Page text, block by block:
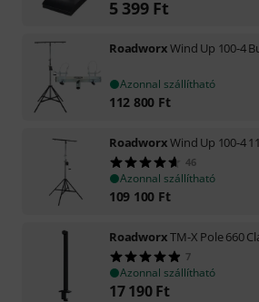
5 399 Ft
RoadworxWind Up 100-4
Azonnal szállítható
112 800 Ft
RoadworxWind Up 100-4
46
Azonnal szállítható
109 100 Ft
RoadworxTM-X Pole 660
7
Azonnal szállítható
17 190 Ft